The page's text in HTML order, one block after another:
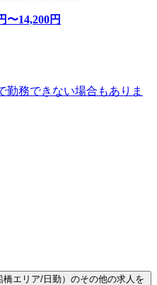
〜14,200円
務できない場合もありま
エリア/日勤）のその他の求人を